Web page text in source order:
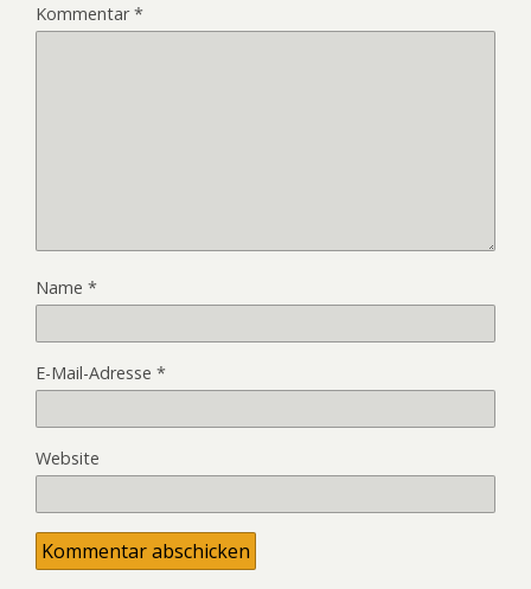
Kommentar*
Name *
E-Mail-Adresse *
Website